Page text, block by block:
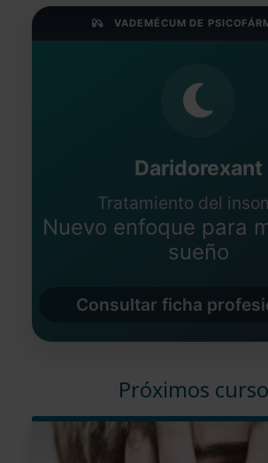
VADEMÉCUM DE
Daridorexant
Tratamiento del
Nuevo enfoque para
sueño
Consultar ficha
Próximos